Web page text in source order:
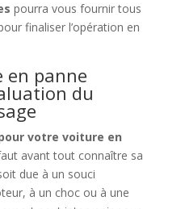
pourra vous fournir tous
finaliser l’opération en
en panne
du
votre voiture en
avant tout connaître sa
due à un souci
à un choc ou à une